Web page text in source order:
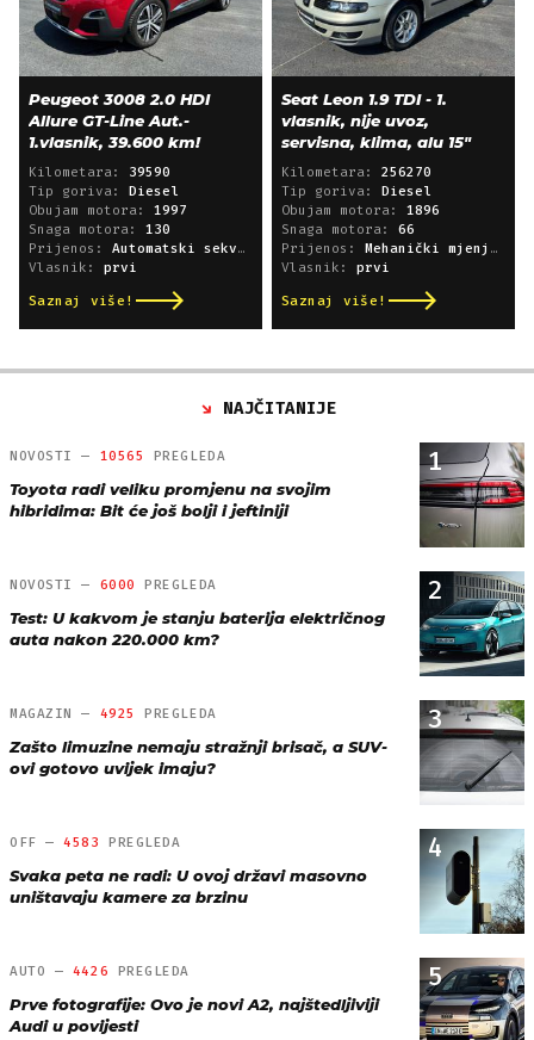
Peugeot 3008 2.0 HDI
Allure GT-Line Aut.-
1.vlasnik, 39.600 km!
Kilometara: 39590
Tip goriva: Diesel
Obujam motora: 1997
Snaga motora: 130
Prijenos: Automatski sekvencijski
Vlasnik: prvi
Saznaj više!
Seat Leon 1.9 TDI - 1.
vlasnik, nije uvoz,
servisna, klima, alu 15"
Kilometara: 256270
Tip goriva: Diesel
Obujam motora: 1896
Snaga motora: 66
Prijenos: Mehanički mjenjač
Vlasnik: prvi
Saznaj više!
NAJČITANIJE
1
NOVOSTI — 10565 PREGLEDA
Toyota radi veliku promjenu na svojim
hibridima: Bit će još bolji i jeftiniji
2
NOVOSTI — 6000 PREGLEDA
Test: U kakvom je stanju baterija električnog
auta nakon 220.000 km?
3
MAGAZIN — 4925 PREGLEDA
Zašto limuzine nemaju stražnji brisač, a SUV-
ovi gotovo uvijek imaju?
4
OFF —4583 PREGLEDA
Svaka peta ne radi: U ovoj državi masovno
uništavaju kamere za brzinu
5
AUTO — 4426 PREGLEDA
Prve fotografije: Ovo je novi A2, najštedljiviji
Audi u povijesti